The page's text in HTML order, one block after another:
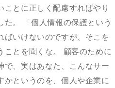
とに正しく配慮すればやり
。 「個人情報の保護という
いけないのですが、そこを
ことを聞くな。 顧客のために
で、実はあなた、こんなサー
かというのを、個人や企業に